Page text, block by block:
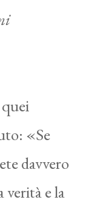
«Se
davvero
verità e la